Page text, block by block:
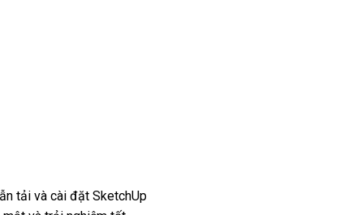
tải và cài đặt SketchUp